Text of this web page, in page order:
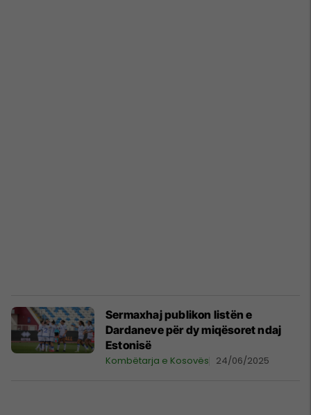
Sermaxhaj publikon listën e
Dardaneve për dy miqësoret ndaj
Estonisë
Kombëtarja e Kosovës 24/06/2025